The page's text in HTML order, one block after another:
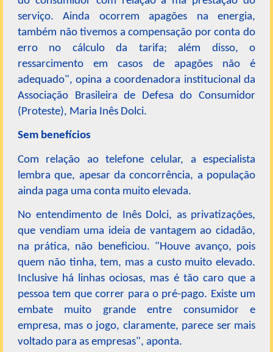
serviço. Ainda ocorrem apagões na energia,
também não tivemos a compensação por conta do
erro no cálculo da tarifa; além disso, o
ressarcimento em casos de apagões não é
adequado", opina a coordenadora institucional da
Associação Brasileira de Defesa do Consumidor
(Proteste), Maria Inês Dolci.
Sem benefícios
Com relação ao telefone celular, a especialista
lembra que, apesar da concorrência, a população
ainda paga uma conta muito elevada.
No entendimento de Inês Dolci, as privatizações,
que vendiam uma ideia de vantagem ao cidadão,
na prática, não beneficiou. "Houve avanço, pois
quem não tinha, tem, mas a custo muito elevado.
Inclusive há linhas ociosas, mas é tão caro que a
pessoa tem que correr para o pré-pago. Existe um
embate muito grande entre consumidor e
empresa, mas o jogo, claramente, parece ser mais
voltado para as empresas", aponta.